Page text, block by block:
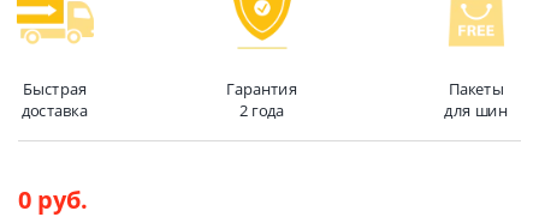
Быстрая
доставка
Гарантия
2 года
Пакеты
для шин
0 руб.